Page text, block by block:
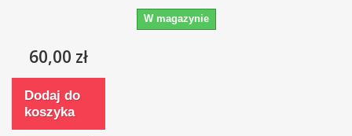
W magazynie
60,00 zł
Dodaj do
koszyka